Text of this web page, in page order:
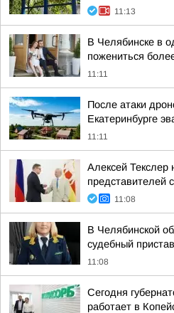
11:13
В Челябинске в
пожениться
11:11
После атаки
Екатеринбурге
11:11
Алексей Текслер
представителей
11:08
В Челябинской
судебный пристав
11:08
Сегодня
работает в